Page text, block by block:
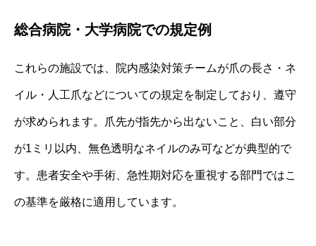
総合病院・大学病院での規定例
これらの施設では、院内感染対策チームが爪の長さ・ネ
イル・人工爪などについての規定を制定しており、遵守
が求められます。爪先が指先から出ないこと、白い部分
が1ミリ以内、無色透明なネイルのみ可などが典型的で
す。患者安全や手術、急性期対応を重視する部門ではこ
の基準を厳格に適用しています。